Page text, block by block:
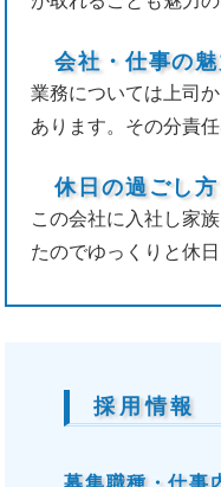
会社・仕事の
業務については上司
あります。その分責任
休日の過ごし方
この会社に入社し家
たのでゆっくりと休
採用情報
募集職種・仕事